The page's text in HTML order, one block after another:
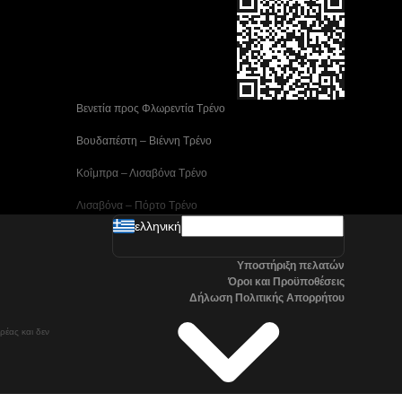
Βενετία προς Φλωρεντία Τρένο
Βουδαπέστη – Βιέννη Tρένο
Κοΐμπρα – Λισαβόνα Τρένο
Λισαβόνα – Πόρτο Tρένο
Μαδρίτη προς Αλικάντε Τρένα
Στοκχόλμη προς Γκέτεμποργκ Τρένα
Τρένα Τσανγκγουόν προς Σεούλ
Όσλο προς Στοκχόλμη Τρένα μεγάλης ταχύτητας
και δεν
ελληνική
Υποστήριξη πελατών
Όροι και Προϋποθέσεις
Δήλωση Πολιτικής Απορρήτου